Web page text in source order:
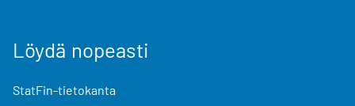
Löydä nopeasti
StatFin-tietokanta